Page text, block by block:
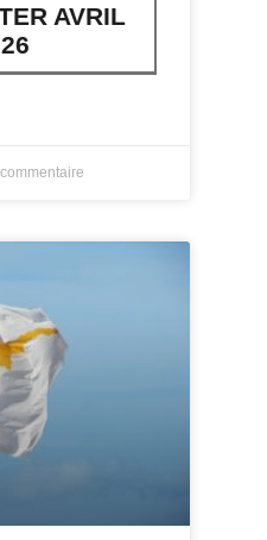
AVRIL